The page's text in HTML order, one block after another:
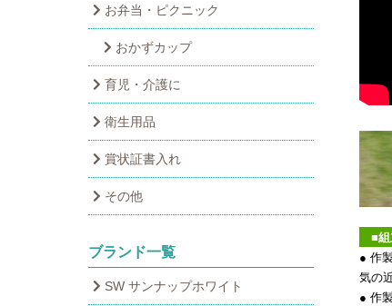
お弁当・ピクニック
おかずカップ
育児・介護に
衛生用品
賞状証書入れ
その他
ブランド一覧
SW サンナップホワイト
■組
● 作
気の
● 作